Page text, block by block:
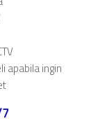
apabila ingin